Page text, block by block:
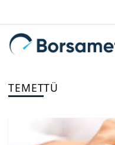
TEMETTÜ